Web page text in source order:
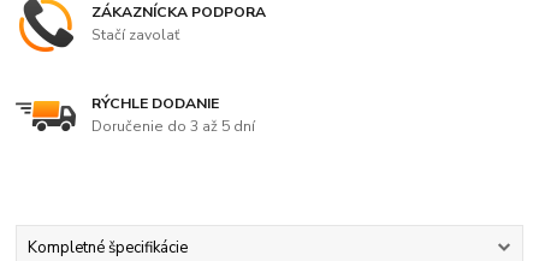
ZÁKAZNÍCKA PODPORA
Stačí zavolať
RÝCHLE DODANIE
Doručenie do 3 až 5 dní
Kompletné špecifikácie